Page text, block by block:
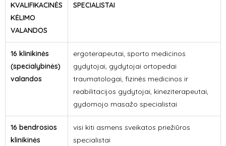
KVALIFIKACINĖS
KĖLIMO
VALANDOS
SPECIALISTAI
16 klinikinės
(specialybinės)
valandos
ergoterapeutai, sporto medicinos
gydytojai, gydytojai ortopedai
traumatologai, fizinės medicinos ir
reabilitacijos gydytojai, kineziterapeutai,
gydomojo masažo specialistai
16 bendrosios
klinikinės
visi kiti asmens sveikatos priežiūros
specialistai